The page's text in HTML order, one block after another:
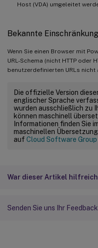
Host (VDA) umgeleitet
Bekannte Einschränkung
Wenn Sie einen Browser mit
URL-Schema (nicht HTTP oder
benutzerdefinierten URLs nicht
Die offizielle Version
englischer Sprache
wurden ausschließlich zu
können maschinell
Informationen finden Sie
maschinellen
auf Cloud Software Group
War dieser Artikel
Senden Sie uns Ihr Feedback